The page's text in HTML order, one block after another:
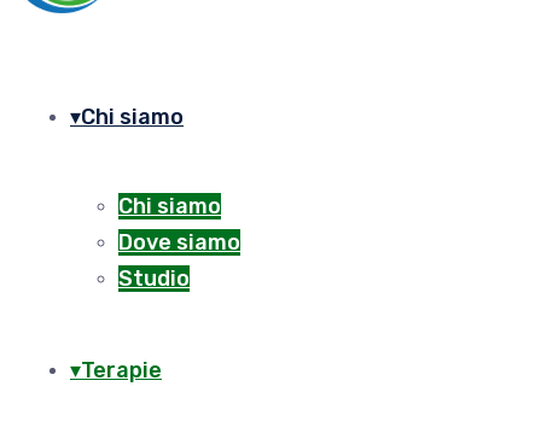
Chi siamo
Chi siamo
Dove siamo
Studio
Terapie